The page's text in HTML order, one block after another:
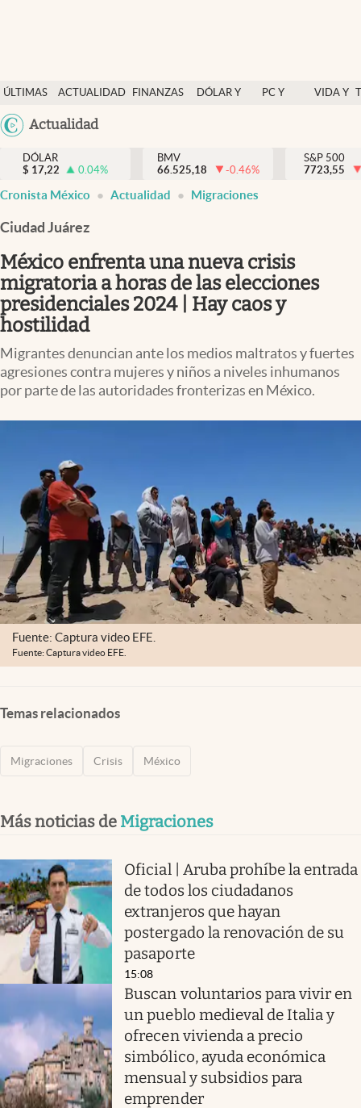
ÚLTIMAS
NOTICIAS
ACTUALIDAD
FINANZAS
DÓLAR Y
PC Y
VIDA Y
México
Actualidad
Actualidad
Finanzas y economía
Dólar y mercados
Pc y celular
Vida y estilo
Clima
Espiritualidad
abre en nueva pestaña
México
DÓLAR
$ 17,22 0.04%
BMV
66.525,18
-0.46%
S&P 500
7723,55
Cronista México Actualidad Migraciones
Ciudad Juárez
México enfrenta una nueva crisis
migratoria a horas de las elecciones
presidenciales 2024 | Hay caos y
hostilidad
Migrantes denuncian ante los medios maltratos y fuertes
agresiones contra mujeres y niños a niveles inhumanos
por parte de las autoridades fronterizas en México.
Fuente: Captura video EFE.
Fuente: Captura video EFE.
Temas relacionados
Migraciones Crisis México
Más noticias de Migraciones
Oficial | Aruba prohíbe la entrada
de todos los ciudadanos
extranjeros que hayan
postergado la renovación de su
pasaporte
15:08
Buscan voluntarios para vivir en
un pueblo medieval de Italia y
ofrecen vivienda a precio
simbólico, ayuda económica
mensual y subsidios para
emprender